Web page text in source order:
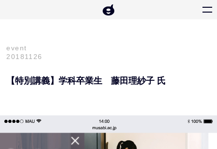
event
20181126
【特別講義】学科卒業生 藤田理紗子 氏